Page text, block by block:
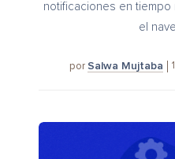
notificaciones en tiempo
el
por Salwa Mujtaba